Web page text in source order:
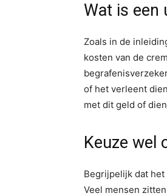
Wat is een
Zoals in de
kosten van de
of het verleent
met dit geld of
Keuze wel
Begrijpelijk dat
Veel mensen